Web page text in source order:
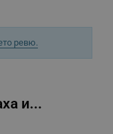
ревю.
и...
.alleop.bg